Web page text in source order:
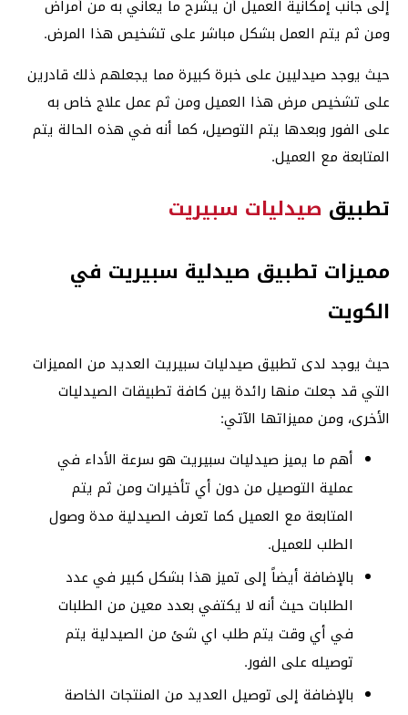
إلى جانب إمكانية العميل أن يشرح ما يعاني به من أمراض
ومن ثم يتم العمل بشكل مباشر على تشخيص هذا المرض.
حيث يوجد صيدليين على خبرة كبيرة مما يجعلهم ذلك قادرين
على تشخيص مرض هذا العميل ومن ثم عمل علاج خاص به
على الفور وبعدها يتم التوصيل، كما أنه في هذه الحالة يتم
المتابعة مع العميل.
تطبيق صيدليات سبيريت
مميزات تطبيق صيدلية سبيريت في
الكويت
حيث يوجد لدى تطبيق صيدليات سبيريت العديد من المميزات
التي قد جعلت منها رائدة بين كافة تطبيقات الصيدليات
الأخرى، ومن مميزاتها الآتي:
أهم ما يميز صيدليات سبيريت هو سرعة الأداء في
عملية التوصيل من دون أي تأخيرات ومن ثم يتم
المتابعة مع العميل كما تعرف الصيدلية مدة وصول
الطلب للعميل.
بالإضافة أيضاً إلى تميز هذا بشكل كبير في عدد
الطلبات حيث أنه لا يكتفي بعدد معين من الطلبات
في أي وقت يتم طلب اي شئ من الصيدلية يتم
توصيله على الفور.
بالإضافة إلى توصيل العديد من المنتجات الخاصة